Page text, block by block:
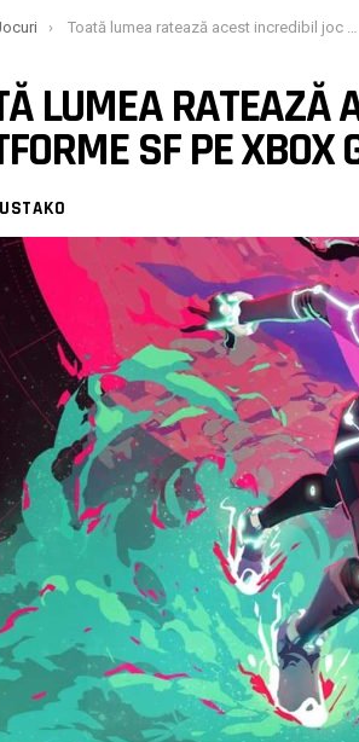
Toată lumea ratează acest incredibil joc de platforme SF pe Xbox Game Pass
LUMEA RATEAZĂ
SF PE XBOX